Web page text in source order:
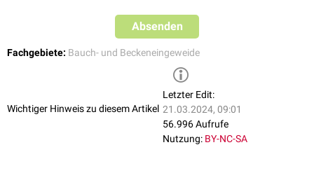
Absenden
Fachgebiete: Bauch- und Beckeneingeweide
Wichtiger Hinweis zu diesem Artikel
Letzter Edit:
21.03.2024, 09:01
56.996 Aufrufe
Nutzung: BY-NC-SA